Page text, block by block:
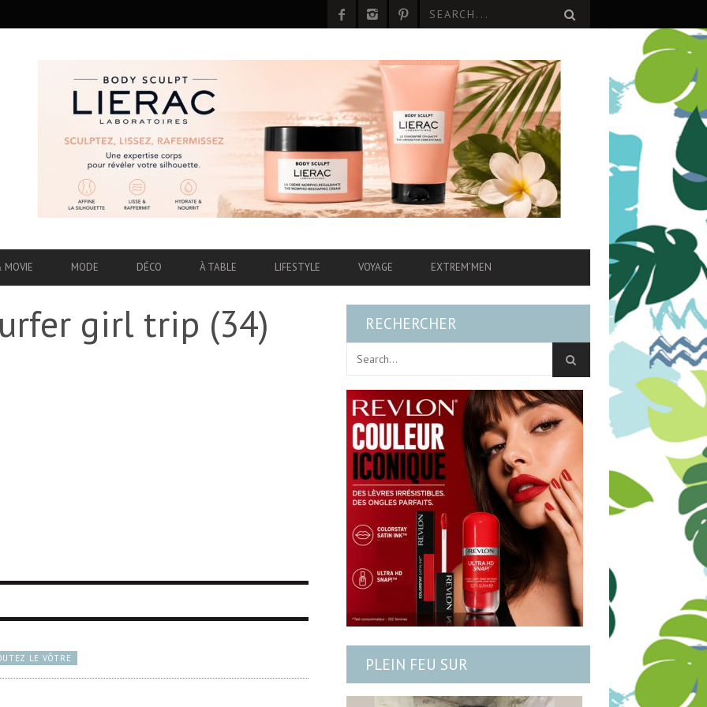
MOVIE MODE DÉCO À TABLE LIFESTYLE VOYAGE EXTREM’MEN
girl trip (34)
LE VÔTRE
RECHERCHER
PLEIN FEU SUR